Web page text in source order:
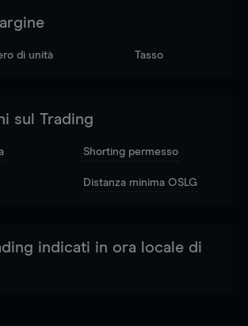
di unità Tasso
sul Trading
Shorting permesso
Distanza minima OSLG
indicati in ora locale di